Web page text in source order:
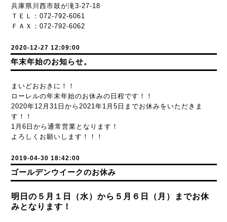
兵庫県川西市鼓が滝3-27-18
ＴＥＬ：072-792-6061
ＦＡＸ：072-792-6062
2020-12-27 12:09:00
年末年始のお知らせ。
まいどおおきに！！
ローレルの年末年始のお休みの日程です！！
2020年12月31日から2021年1月5日までお休みをいただきま
す！！
1月6日から通常営業となります！
よろしくお願いします！！！
2019-04-30 18:42:00
ゴールデンウイークのお休み
明日の５月１日（水）から５月６日（月）までお休
みとなります！